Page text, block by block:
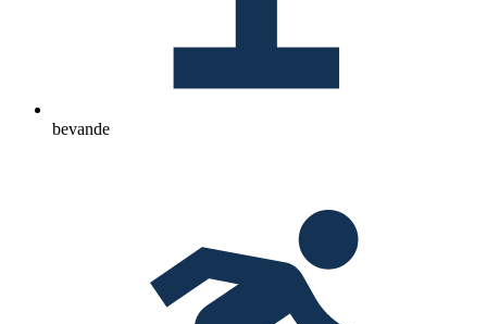
bevande